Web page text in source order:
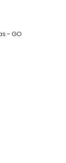
- GO